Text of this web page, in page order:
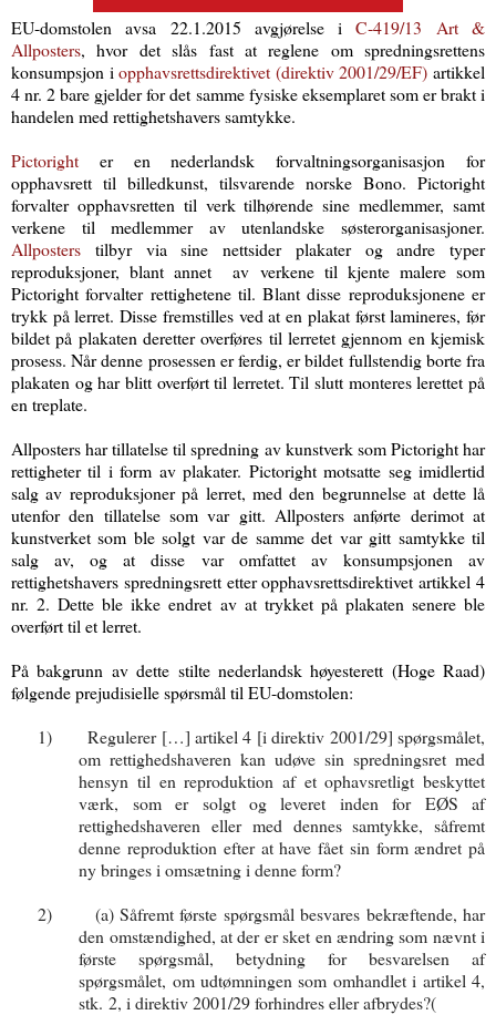
EU-domstolen avsa 22.1.2015 avgjørelse iC‑419/13 Art &
Allposters, hvor det slås fast at reglene om spredningsrettens
konsump­sjon iopphavsrettsdirektivet (direktiv 2001/29/EF) artikkel
4 nr. 2 bare gjelder for det samme fysiske eksemplaret som er brakt i
handelen med rettighets­havers samtykke.
Pictoright er en nederlandsk forvaltnings­organisasjon for
opphavsrett til billedkunst, tilsvarende norske Bono. Pictoright
forvalter opphavsretten til verk tilhørende sine medlemmer, samt
verkene til medlemmer av utenlandske søsterorganisasjoner.
Allposters tilbyr via sine nettsider plakater og andre typer
reproduksjoner, blant annet av verkene til kjente malere som
Pictoright forvalter rettighetene til. Blant disse reproduksjonene er
trykk på lerret. Disse fremstilles ved at en plakat først lamineres, før
bildet på plakaten deretter overføres til lerretet gjennom en kjemisk
prosess. Når denne prosessen er ferdig, er bildet fullstendig borte fra
plakaten og har blitt overført til lerretet. Til slutt monteres lerettet på
en treplate.
Allposters har tillatelse til spredning av kunstverk som Pictoright har
rettigheter til i form av plakater. Pictoright motsatte seg imidlertid
salg av reproduksjoner på lerret, med den begrunnelse at dette lå
utenfor den tillatelse som var gitt. Allposters anførte derimot at
kunstverket som ble solgt var de samme det var gitt samtykke til
salg av, og at disse var omfattet av konsumpsjonen av
rettighetshavers spredningsrett etter opphavsretts­direktivet artikkel 4
nr. 2. Dette ble ikke endret av at trykket på plakaten senere ble
overført til et lerret.
På bakgrunn av dette stilte nederlandsk høyesterett (Hoge Raad)
følgende prejudisielle spørsmål til EU-domstolen:
1)
Regulerer […] artikel 4 [i direktiv 2001/29] spørgsmålet,
om rettighedshaveren kan udøve sin spredningsret med
hensyn til en reproduktion af et ophavsretligt beskyttet
værk, som er solgt og leveret inden for EØS af
rettighedshaveren eller med dennes samtykke, såfremt
denne reproduktion efter at have fået sin form ændret på
ny bringes i omsætning i denne form?
2)
(a) Såfremt første spørgsmål besvares bekræftende, har
den omstændighed, at der er sket en ændring som nævnt i
første spørgsmål, betydning for besvarelsen af
spørgsmålet, om udtømningen som omhandlet i artikel 4,
stk. 2, i direktiv 2001/29 forhindres eller afbrydes?(